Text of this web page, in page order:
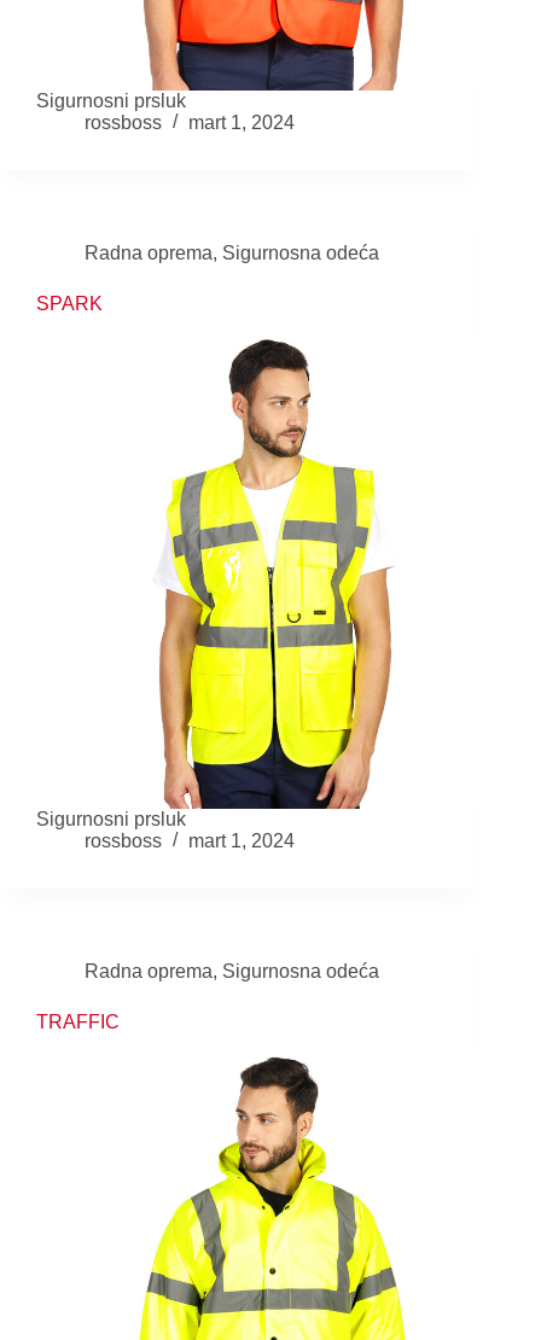
Sigurnosni prsluk
rossboss
mart 1, 2024
Radna oprema, Sigurnosna odeća
SPARK
Sigurnosni prsluk
rossboss
mart 1, 2024
Radna oprema, Sigurnosna odeća
TRAFFIC